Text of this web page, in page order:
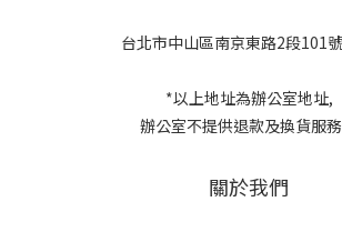
台北市中山區南京東路2段101
*以上地址為辦公室地址,
辦公室不提供退款及換貨服務
關於我們